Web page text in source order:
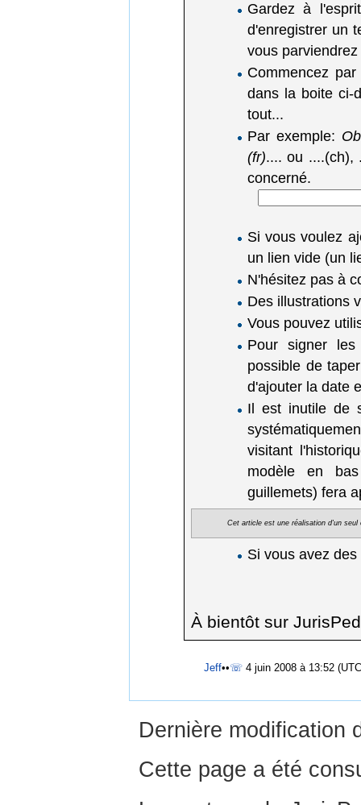
Gardez à
d'enregistrer un
vous
Commencez
dans la boite ci-
tout...
Par exemple:
(fr).... ou ....(ch),
concerné.
Si vous voulez
un lien vide (un
N'hésitez pas à
Des illustrations
Vous pouvez
Pour signer
possible de
d'ajouter la date
Il est inutile de
visitant
modèle en
guillemets) fera
Cet article est une réalisation d'un
Si vous avez
À bientôt sur
Jeff••☏ 4 juin 2008 à 13:52
Dernière modification
Cette page a été